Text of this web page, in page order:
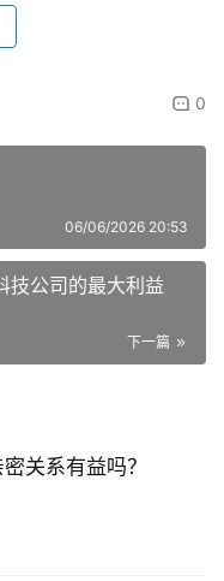
0
06/06/2026 20:53
技公司的最大利益
下一篇
关系有益吗？